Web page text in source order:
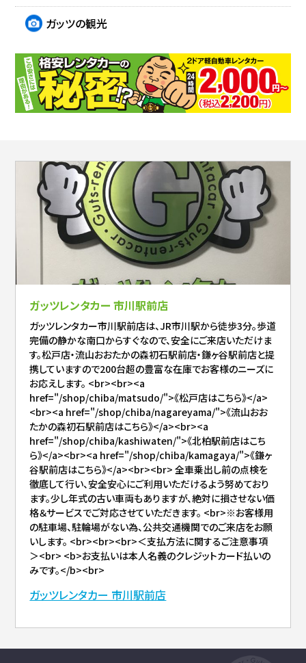
ガッツの観光
ガッツレンタカー 市川駅前店
ガッツレンタカー市川駅前店は、JR市川駅から徒歩3分。歩道
完備の静かな南口からすぐなので、安全にご来店いただけま
す。松戸店・流山おおたかの森初石駅前店・鎌ヶ谷駅前店と提
携していますので200台超の豊富な在庫でお客様のニーズに
お応えします。 <br><br><a
href="/shop/chiba/matsudo/">《松戸店はこちら》</a>
<br><a href="/shop/chiba/nagareyama/">《流山おお
たかの森初石駅前店はこちら》</a><br><a
href="/shop/chiba/kashiwaten/">《北柏駅前店はこち
ら》</a><br><a href="/shop/chiba/kamagaya/">《鎌ヶ
谷駅前店はこちら》</a><br><br> 全車乗出し前の点検を
徹底して行い、安全安心にご利用いただけるよう努めており
ます。少し年式の古い車両もありますが、絶対に損させない価
格＆サービスでご対応させていただきます。 <br>※お客様用
の駐車場、駐輪場がない為、公共交通機関でのご来店をお願
いします。 <br><br><br>＜支払方法に関するご注意事項
＞<br> <b>お支払いは本人名義のクレジットカード払いの
みです。</b><br>
ガッツレンタカー 市川駅前店